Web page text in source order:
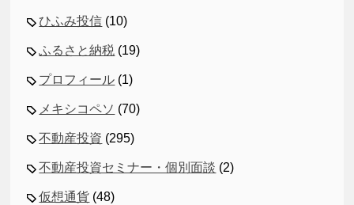
ひふみ投信 (10)
ふるさと納税 (19)
プロフィール (1)
メキシコペソ (70)
不動産投資 (295)
不動産投資セミナー・個別面談 (2)
仮想通貨 (48)